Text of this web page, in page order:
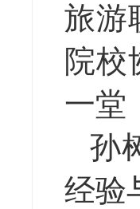
旅游
院校
一堂
孙
经验